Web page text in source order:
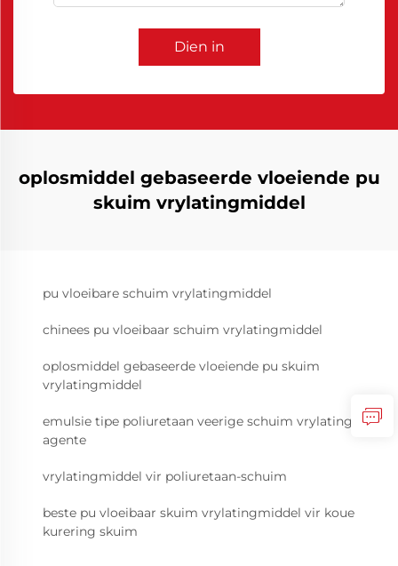
Dien in
oplosmiddel gebaseerde vloeiende pu
skuim vrylatingmiddel
pu vloeibare schuim vrylatingmiddel
chinees pu vloeibaar schuim vrylatingmiddel
oplosmiddel gebaseerde vloeiende pu skuim
vrylatingmiddel
emulsie tipe poliuretaan veerige schuim vrylating
agente
vrylatingmiddel vir poliuretaan-schuim
beste pu vloeibaar skuim vrylatingmiddel vir koue
kurering skuim